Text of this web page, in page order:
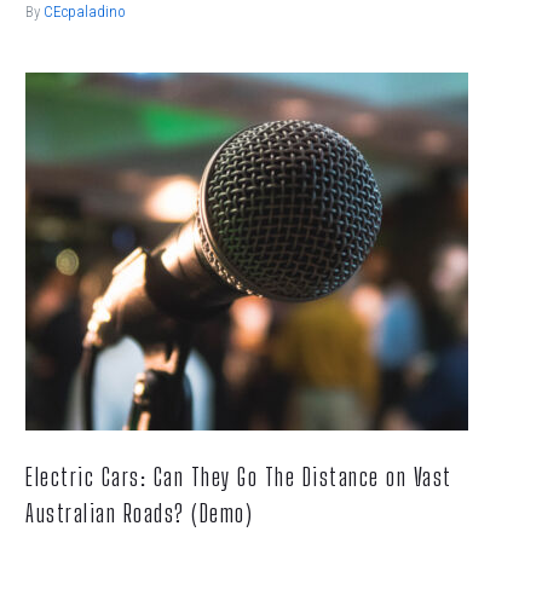
By CEcpaladino
Electric Cars: Can They Go The Distance on Vast
Australian Roads? (Demo)